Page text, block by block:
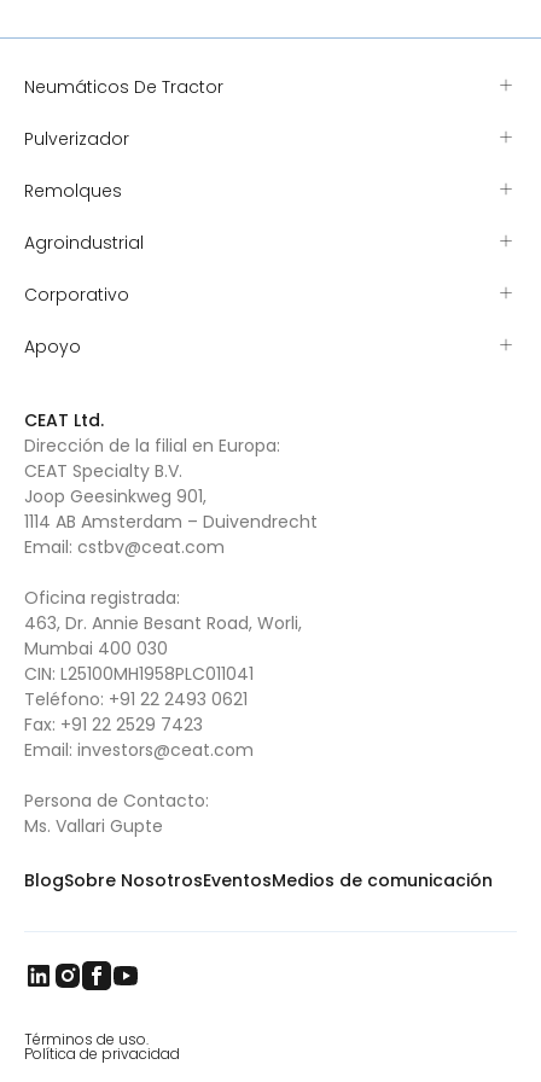
Neumáticos De Tractor
Pulverizador
Remolques
Agroindustrial
Corporativo
Apoyo
CEAT Ltd.
Dirección de la filial en Europa:
CEAT Specialty B.V.
Joop Geesinkweg 901,
1114 AB Amsterdam – Duivendrecht
Email: cstbv@ceat.com
Oficina registrada:
463, Dr. Annie Besant Road, Worli,
Mumbai 400 030
CIN: L25100MH1958PLC011041
Teléfono: +91 22 2493 0621
Fax: +91 22 2529 7423
Email: investors@ceat.com
Persona de Contacto:
Ms. Vallari Gupte
BlogSobre NosotrosEventosMedios de comunicación
Términos de uso.
Política de privacidad